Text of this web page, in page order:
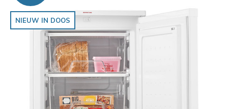
NIEUW IN DOOS